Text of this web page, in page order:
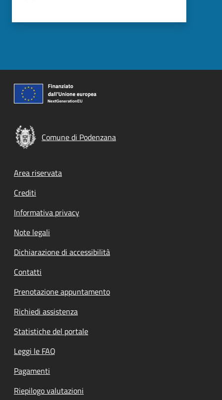
Comune di Podenzana
Footer menu
Area riservata
Crediti
Informativa privacy
Note legali
Dichiarazione di accessibilità
Contatti
Prenotazione appuntamento
Richiedi assistenza
Statistiche del portale
Leggi le FAQ
Pagamenti
Riepilogo valutazioni